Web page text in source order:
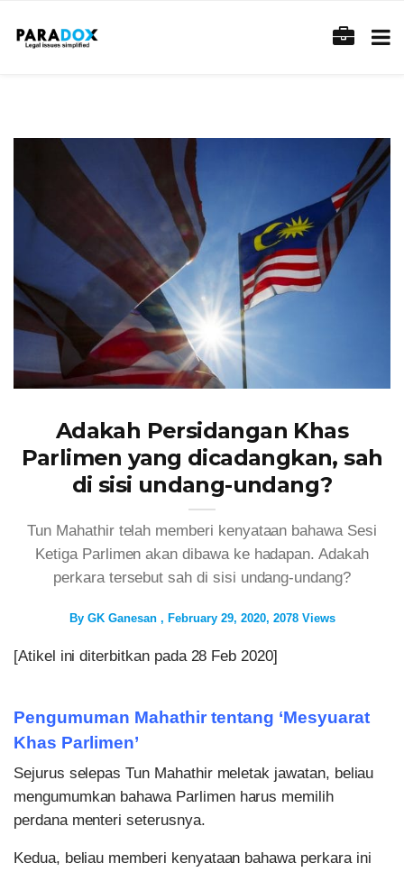
Adakah Persidangan Khas
Parlimen yang dicadangkan, sah
di sisi undang-undang?
Tun Mahathir telah memberi kenyataan bahawa Sesi
Ketiga Parlimen akan dibawa ke hadapan. Adakah
perkara tersebut sah di sisi undang-undang?
By GK Ganesan February 29, 2020 2078 Views
[Atikel ini diterbitkan pada 28 Feb 2020]
Pengumuman Mahathir tentang ‘Mesyuarat
Khas Parlimen’
Sejurus selepas Tun Mahathir meletak jawatan, beliau
mengumumkan bahawa Parlimen harus memilih
perdana menteri seterusnya.
Kedua, beliau memberi kenyataan bahawa perkara ini